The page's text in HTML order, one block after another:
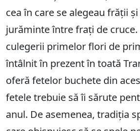
cea în care se alegeau frății
jurăminte între frați de cruce.
culegerii primelor flori de
întâlnit în prezent în toată
oferă fetelor buchete din
fetele trebuie să îi sărute
anul. De asemenea, tradiția